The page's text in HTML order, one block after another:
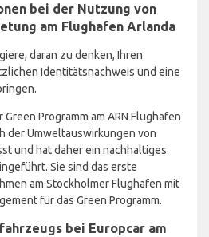
bei der Nutzung von
am Flughafen Arlanda
daran zu denken, Ihren
Identitätsnachweis und eine
Programm am ARN Flughafen
der Umweltauswirkungen von
und hat daher ein nachhaltiges
Sie sind das erste
am Stockholmer Flughafen mit
für das Green Programm.
bei Europcar am